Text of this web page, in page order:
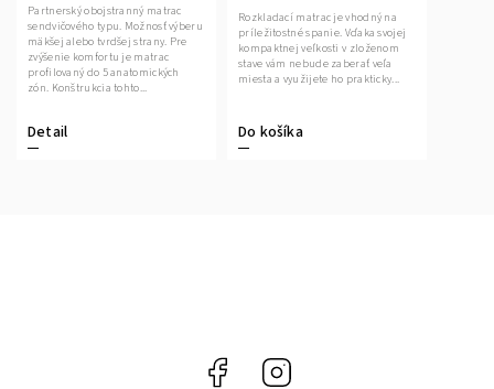
Detail
Partnerský obojstranný matrac
sendvičového typu. Možnosť výberu
mäkšej alebo tvrdšej strany. Pre
zvýšenie komfortu je matrac
profilovaný do 5 anatomických
zón. Konštrukcia tohto...
Do košíka
Rozkladací matrac je vhodný na
príležitostné spanie. Vďaka svojej
kompaktnej veľkosti v zloženom
stave vám nebude zaberať veľa
miesta a využijete ho prakticky...
Facebook